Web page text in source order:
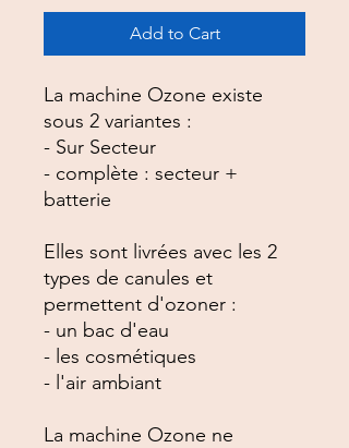
Add to Cart
La machine Ozone existe
sous 2 variantes :
- Sur Secteur
- complète : secteur +
batterie
Elles sont livrées avec les 2
types de canules et
permettent d'ozoner :
- un bac d'eau
- les cosmétiques
- l'air ambiant
La machine Ozone ne